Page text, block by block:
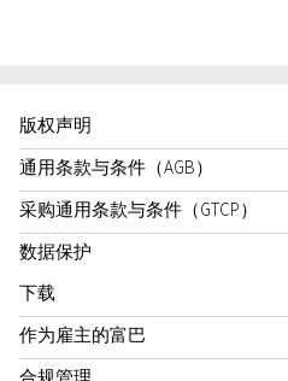
版权声明
通用条款与条件（AGB）
采购通用条款与条件（GTCP）
数据保护
下载
作为雇主的富巴